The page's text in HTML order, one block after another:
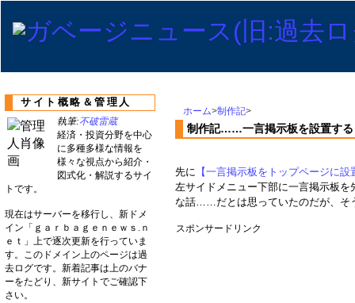
ホーム>制作記>
制作記……一言掲示板を設置する
先に 【一言掲示板をトップページに
左サイドメニュー下部に一言掲示板
な話……だとは思っていたのだが、そ
スポンサードリンク
サイト概略＆管理人
執筆:不破雷蔵
経済・投資分野を中心
に多種多様な情報を
様々な視点から紹介・
図式化・解説するサイ
トです。
現在はサーバーを移行し、新ドメ
イン「ｇａｒｂａｇｅｎｅｗｓ.ｎ
ｅｔ」上で逐次更新を行っていま
す。このドメイン上のページは過
去ログです。新着記事は上のバナ
ーをたどり、新サイトでご確認下
さい。